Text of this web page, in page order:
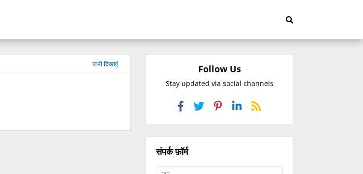
सभी दिखाएं Follow Us
Stay updated via social channels
संपर्क फ़ॉर्म